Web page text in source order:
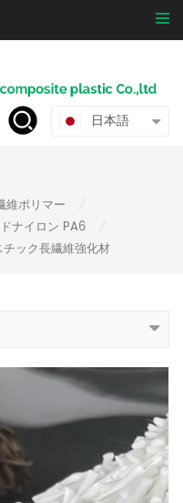
日本語
維ポリマー
ナイロン PA6
ック長繊維強化材